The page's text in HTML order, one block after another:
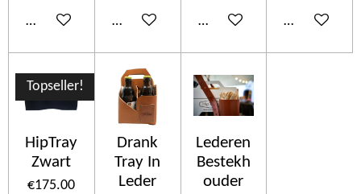
Add to cart Add to cart Add to cart Add to cart
Topseller!
HipTray
Zwart
€175.00
Drank
Tray In
Leder
Lederen
Bestekh
ouder